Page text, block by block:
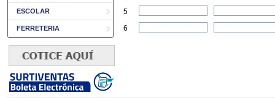
ESCOLAR
FERRETERIA
5
6